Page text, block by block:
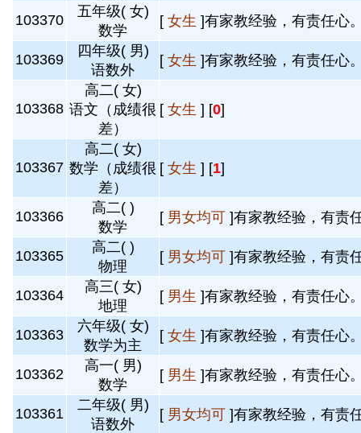
103370
五年级( 女)
数学
[ 女生 ]有家教经验，有责任心
103369
四年级( 男)
语数外
[ 女生 ]有家教经验，有责任心
103368
高二( 女)
语文（成绩很
差）
[ 女生 ] [0]
103367
高二( 女)
数学（成绩很
差）
[ 女生 ] [1]
103366
高二( )
数学
[ 男女均可 ]有家教经验，有责
103365
高二( )
物理
[ 男女均可 ]有家教经验，有责
103364
高三( 女)
地理
[ 男生 ]有家教经验，有责任心
103363
六年级( 女)
数学为主
[ 女生 ]有家教经验，有责任心
103362
高一( 男)
数学
[ 男生 ]有家教经验，有责任心
103361
二年级( 男)
语数外
[ 男女均可 ]有家教经验，有责